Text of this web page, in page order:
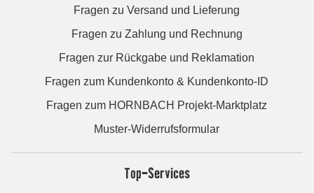
Fragen zu Versand und Lieferung
Fragen zu Zahlung und Rechnung
Fragen zur Rückgabe und Reklamation
Fragen zum Kundenkonto & Kundenkonto-ID
Fragen zum HORNBACH Projekt-Marktplatz
Muster-Widerrufsformular
Top-Services